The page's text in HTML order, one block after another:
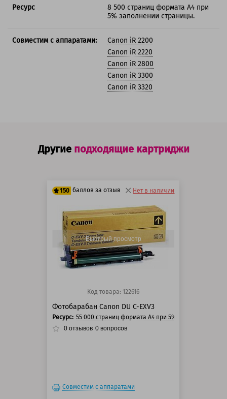
Ресурс
8 500 страниц формата А4 при
5% заполнении страницы.
Совместим с аппаратами:
Canon iR 2200
Canon iR 2220
Canon iR 2800
Canon iR 3300
Canon iR 3320
Другие подходящие картриджи
150 баллов за отзыв
125 баллов
150 баллов
Нет в наличии
Быстрый просмотр
Код товара: 122616
Фотобарабан Canon DU C-EXV3
Ресурс: 55 000 страниц формата А4 при 5% заполнении
0 отзывов 0 вопросов
Совместим с аппаратами